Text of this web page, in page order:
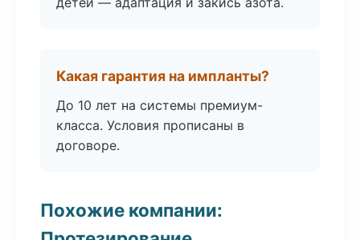
Какая гарантия на импланты?
До 10 лет на системы премиум-
класса. Условия прописаны в
договоре.
Похожие компании: